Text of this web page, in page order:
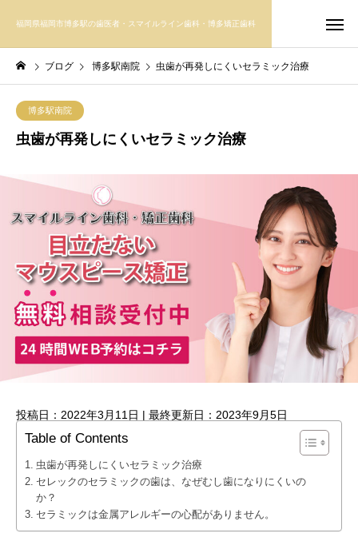
福岡県福岡市博多駅の歯医者・スマイルライン歯科・博多矯正歯科
ブログ 博多駅南院 虫歯が再発しにくいセラミック治療
博多駅南院
虫歯が再発しにくいセラミック治療
投稿日：2022年3月11日 | 最終更新日：2023年9月5日
Table of Contents
虫歯が再発しにくいセラミック治療
セレックのセラミックの歯は、なぜむし歯になりにくいの
か？
セラミックは金属アレルギーの心配がありません。